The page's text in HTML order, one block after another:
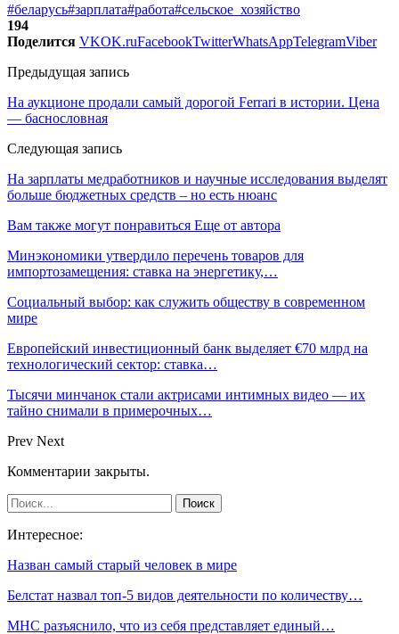
#беларусь#зарплата#работа#сельское_хозяйство
194
Поделится VKOK.ruFacebookTwitterWhatsAppTelegramViber
Предыдущая запись
На аукционе продали самый дорогой Ferrari в истории. Цена
― баснословная
Следующая запись
На зарплаты медработников и научные исследования выделят
больше бюджетных средств – но есть нюанс
Вам также могут понравиться Еще от автора
Минэкономики утвердило перечень товаров для
импортозамещения: ставка на энергетику,…
Социальный выбор: как служить обществу в современном
мире
Европейский инвестиционный банк выделяет €70 млрд на
технологический сектор: ставка…
Тысячи минчанок стали актрисами интимных видео — их
тайно снимали в примерочных…
Prev Next
Комментарии закрыты.
Интересное:
Назван самый старый человек в мире
Белстат назвал топ-5 видов деятельности по количеству…
МНС разъяснило, что из себя представляет единый…